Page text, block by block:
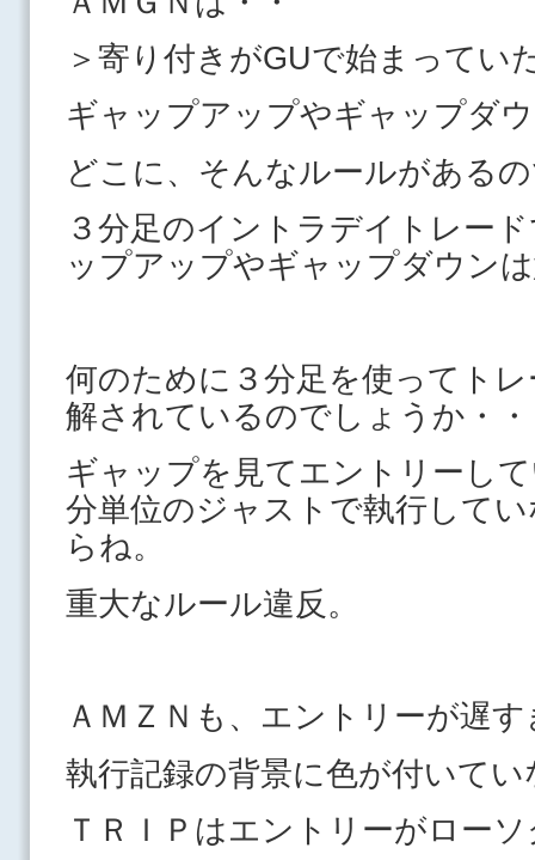
＞寄り付きがGUで始まって
ギャップアップやギャップダ
どこに、そんなルールがある
３分足のイントラデイトレー
ップアップやギャップダウン
何のために３分足を使ってト
解されているのでしょうか・・
ギャップを見てエントリーし
分単位のジャストで執行して
らね。
重大なルール違反。
ＡＭＺＮも、エントリーが遅す
執行記録の背景に色が付いて
ＴＲＩＰはエントリーがロー